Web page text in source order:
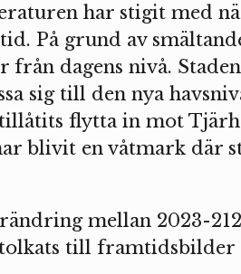
har stigit med
På grund av
från dagens nivå.
sig till den nya
flytta in mot
blivit en våtmark där
mellan 2023-
till framtidsbilder